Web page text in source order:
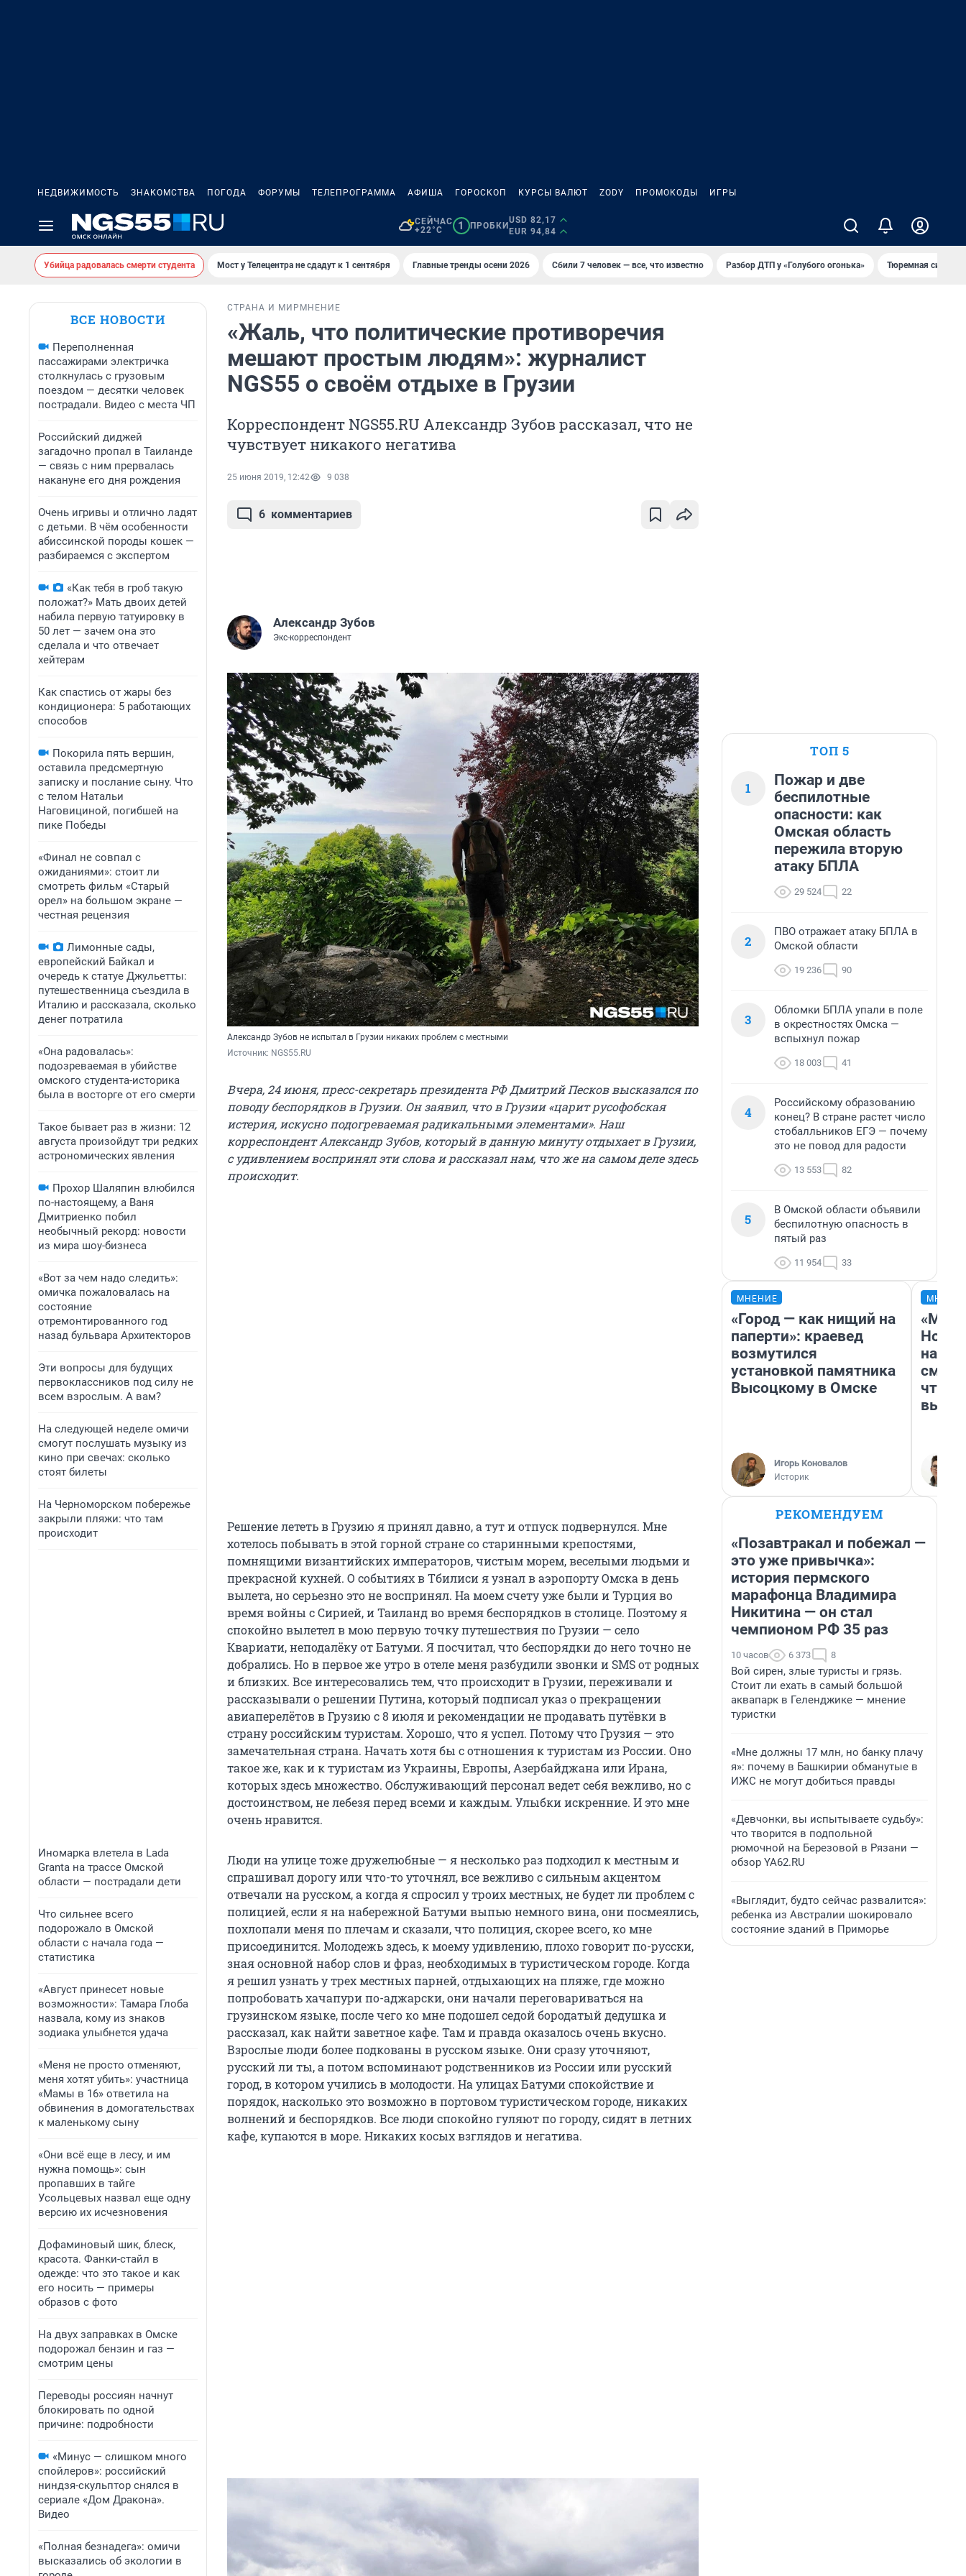
НЕДВИЖИМОСТЬ ЗНАКОМСТВА ПОГОДА ФОРУМЫ ТЕЛЕПРОГРАММА АФИША ГОРОСКОП КУРСЫ ВАЛЮТ ZODY ПРОМОКОДЫ ИГРЫ
СЕЙЧАС
+22°C
1 ПРОБКИ
USD 82,17
EUR 94,84
Убийца радовалась смерти студента Мост у Телецентра не сдадут к 1 сентября Главные тренды осени 2026 Сбили 7 человек — все, что известно Разбор ДТП у «Голубого огонька» Тюремная
ВСЕ НОВОСТИ
Переполненная
пассажирами электричка
столкнулась с грузовым
поездом — десятки человек
пострадали. Видео с места ЧП
Российский диджей
загадочно пропал в Таиланде
— связь с ним прервалась
накануне его дня рождения
Очень игривы и отлично ладят
с детьми. В чём особенности
абиссинской породы кошек —
разбираемся с экспертом
«Как тебя в гроб такую
положат?» Мать двоих детей
набила первую татуировку в
50 лет — зачем она это
сделала и что отвечает
хейтерам
Как спастись от жары без
кондиционера: 5 работающих
способов
Покорила пять вершин,
оставила предсмертную
записку и послание сыну. Что
с телом Натальи
Наговициной, погибшей на
пике Победы
«Финал не совпал с
ожиданиями»: стоит ли
смотреть фильм «Старый
орел» на большом экране —
честная рецензия
Лимонные сады,
европейский Байкал и
очередь к статуе Джульетты:
путешественница съездила в
Италию и рассказала, сколько
денег потратила
«Она радовалась»:
подозреваемая в убийстве
омского студента-историка
была в восторге от его смерти
Такое бывает раз в жизни: 12
августа произойдут три редких
астрономических явления
Прохор Шаляпин влюбился
по-настоящему, а Ваня
Дмитриенко побил
необычный рекорд: новости
из мира шоу-бизнеса
«Вот за чем надо следить»:
омичка пожаловалась на
состояние
отремонтированного год
назад бульвара Архитекторов
Эти вопросы для будущих
первоклассников под силу не
всем взрослым. А вам?
На следующей неделе омичи
смогут послушать музыку из
кино при свечах: сколько
стоят билеты
На Черноморском побережье
закрыли пляжи: что там
происходит
Иномарка влетела в Lada
Granta на трассе Омской
области — пострадали дети
Что сильнее всего
подорожало в Омской
области с начала года —
статистика
«Август принесет новые
возможности»: Тамара Глоба
назвала, кому из знаков
зодиака улыбнется удача
«Меня не просто отменяют,
меня хотят убить»: участница
«Мамы в 16» ответила на
обвинения в домогательствах
к маленькому сыну
«Они всё еще в лесу, и им
нужна помощь»: сын
пропавших в тайге
Усольцевых назвал еще одну
версию их исчезновения
Дофаминовый шик, блеск,
красота. Фанки-стайл в
одежде: что это такое и как
его носить — примеры
образов с фото
На двух заправках в Омске
подорожал бензин и газ —
смотрим цены
Переводы россиян начнут
блокировать по одной
причине: подробности
«Минус — слишком много
спойлеров»: российский
ниндзя-скульптор снялся в
сериале «Дом Дракона».
Видео
«Полная безнадега»: омичи
высказались об экологии в
СТРАНА И МИР МНЕНИЕ
«Жаль, что политические противоречия
мешают простым людям»: журналист
NGS55 о своём отдыхе в Грузии
Корреспондент NGS55.RU Александр Зубов рассказал, что не
чувствует никакого негатива
25 июня 2019, 12:42 9 038
6 комментариев
Александр Зубов
Экс-корреспондент
Александр Зубов не испытал в Грузии никаких проблем с местными
Источник: NGS55.RU
Вчера, 24 июня, пресс-секретарь президента РФ Дмитрий Песков высказался по
поводу беспорядков в Грузии. Он заявил, что в Грузии «царит русофобская
истерия, искусно подогреваемая радикальными элементами». Наш
корреспондент Александр Зубов, который в данную минуту отдыхает в Грузии,
с удивлением воспринял эти слова и рассказал нам, что же на самом деле здесь
происходит.
Решение лететь в Грузию я принял давно, а тут и отпуск подвернулся. Мне
хотелось побывать в этой горной стране со старинными крепостями,
помнящими византийских императоров, чистым морем, веселыми людьми и
прекрасной кухней. О событиях в Тбилиси я узнал в аэропорту Омска в день
вылета, но серьезно это не воспринял. На моем счету уже были и Турция во
время войны с Сирией, и Таиланд во время беспорядков в столице. Поэтому я
спокойно вылетел в мою первую точку путешествия по Грузии — село
Квариати, неподалёку от Батуми. Я посчитал, что беспорядки до него точно не
добрались. Но в первое же утро в отеле меня разбудили звонки и SMS от родных
и близких. Все интересовались тем, что происходит в Грузии, переживали и
рассказывали о решении Путина, который подписал указ о прекращении
авиаперелётов в Грузию с 8 июля и рекомендации не продавать путёвки в
страну российским туристам. Хорошо, что я успел. Потому что Грузия — это
замечательная страна. Начать хотя бы с отношения к туристам из России. Оно
такое же, как и к туристам из Украины, Европы, Азербайджана или Ирана,
которых здесь множество. Обслуживающий персонал ведет себя вежливо, но с
достоинством, не лебезя перед всеми и каждым. Улыбки искренние. И это мне
очень нравится.
Люди на улице тоже дружелюбные — я несколько раз подходил к местным и
спрашивал дорогу или что-то уточнял, все вежливо с сильным акцентом
отвечали на русском, а когда я спросил у троих местных, не будет ли проблем с
полицией, если я на набережной Батуми выпью немного вина, они посмеялись,
похлопали меня по плечам и сказали, что полиция, скорее всего, ко мне
присоединится. Молодежь здесь, к моему удивлению, плохо говорит по-русски,
зная основной набор слов и фраз, необходимых в туристическом городе. Когда
я решил узнать у трех местных парней, отдыхающих на пляже, где можно
попробовать хачапури по-аджарски, они начали переговариваться на
грузинском языке, после чего ко мне подошел седой бородатый дедушка и
рассказал, как найти заветное кафе. Там и правда оказалось очень вкусно.
Взрослые люди более подкованы в русском языке. Они сразу уточняют,
русский ли ты, а потом вспоминают родственников из России или русский
город, в котором учились в молодости. На улицах Батуми спокойствие и
порядок, насколько это возможно в портовом туристическом городе, никаких
волнений и беспорядков. Все люди спокойно гуляют по городу, сидят в летних
кафе, купаются в море. Никаких косых взглядов и негатива.
ТОП 5
1
Пожар и две
беспилотные
опасности: как
Омская область
пережила вторую
атаку БПЛА
29 524 22
2
ПВО отражает атаку БПЛА в
Омской области
19 236 90
3
Обломки БПЛА упали в поле
в окрестностях Омска —
вспыхнул пожар
18 003 41
4
Российскому образованию
конец? В стране растет число
стобалльников ЕГЭ — почему
это не повод для радости
13 553 82
5
В Омской области объявили
беспилотную опасность в
пятый раз
11 954 33
МНЕНИЕ
«Город — как нищий на
паперти»: краевед
возмутился
установкой памятника
Высоцкому в Омске
Игорь Коновалов
Историк
«Мы
РЕКОМЕНДУЕМ
«Позавтракал и побежал —
это уже привычка»:
история пермского
марафонца Владимира
Никитина — он стал
чемпионом РФ 35 раз
10 часов 6 373 8
Вой сирен, злые туристы и грязь.
Стоит ли ехать в самый большой
аквапарк в Геленджике — мнение
туристки
«Мне должны 17 млн, но банку плачу
я»: почему в Башкирии обманутые в
ИЖС не могут добиться правды
«Девчонки, вы испытываете судьбу»:
что творится в подпольной
рюмочной на Березовой в Рязани —
обзор YA62.RU
«Выглядит, будто сейчас развалится»:
ребенка из Австралии шокировало
состояние зданий в Приморье